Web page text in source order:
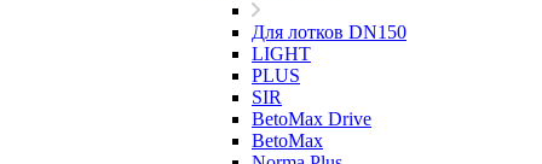
Для лотков DN150
LIGHT
PLUS
SIR
BetoMax Drive
BetoMax